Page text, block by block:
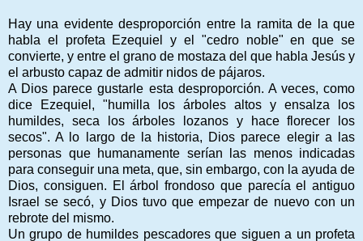
Hay una evidente desproporción entre la ramita de la que
habla el profeta Ezequiel y el "cedro noble" en que se
convierte, y entre el grano de mostaza del que habla Jesús y
el arbusto capaz de admitir nidos de pájaros.
A Dios parece gustarle esta desproporción. A veces, como
dice Ezequiel, "humilla los árboles altos y ensalza los
humildes, seca los árboles lozanos y hace florecer los
secos". A lo largo de la historia, Dios parece elegir a las
personas que humanamente serían las menos indicadas
para conseguir una meta, que, sin embargo, con la ayuda de
Dios, consiguen. El árbol frondoso que parecía el antiguo
Israel se secó, y Dios tuvo que empezar de nuevo con un
rebrote del mismo.
Un grupo de humildes pescadores que siguen a un profeta